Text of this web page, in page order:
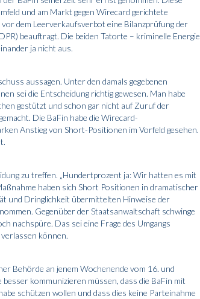
und am Markt gegen Wirecard gerichtete
dem Leerverkaufsverbot eine Bilanzprüfung der
beauftragt. Die beiden Tatorte – kriminelle Energie
ja nicht aus.
aussagen. Unter den damals gegebenen
sei die Entscheidung richtig gewesen. Man habe
gestützt und schon gar nicht auf Zuruf der
Die BaFin habe die Wirecard-
Anstieg von Short-Positionen im Vorfeld gesehen.
zu treffen. „Hundertprozent ja: Wir hatten es mit
haben sich Short Positionen in dramatischer
und Dringlichkeit übermittelten Hinweise der
Gegenüber der Staatsanwaltschaft schwinge
nachspüre. Das sei eine Frage des Umgangs
können.
Behörde an jenem Wochenende vom 16. und
kommunizieren müssen, dass die BaFin mit
schützen wollen und dass dies keine Parteinahme